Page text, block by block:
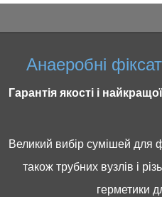
Анаеробні
Гарантія якості і
Великий вибір сумішей для
також трубних вузлів і
герметики